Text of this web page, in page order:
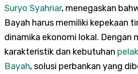
Suryo Syahriar, menegaskan
Bayah harus memiliki kepekaan
dinamika ekonomi lokal. Dengan
karakteristik dan kebutuhan
Bayah, solusi perbankan yang